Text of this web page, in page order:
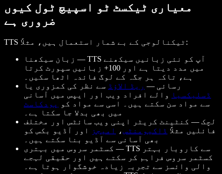
معیاری ٹیکسٹ ٹو اسپیچ ٹول کیوں
ضروری ہے
TTS ٹیکنالوجی کے بے شمار استعمال ہیں، مثلاً:
زبان سیکھنا — TTS آپ کو نئی زبانیں سیکھنے
میں مدد دیتا ہے اور 100+ زبانیں سپورٹ کرتا
ہے، تاکہ ہر جگہ کے لوگ فائدہ اٹھا سکیں۔
رسائی — ریڈ الاؤڈ سے نظر کی کمزوری یا
ڈسلیکسیا
والے افراد ویب اور ایپس میں آسانی
سے مواد سن سکتے ہیں۔ اسی سے مواد کو
پودکاسٹ
میں بھی بدلا جا سکتا ہے۔
لچک — کنٹینٹ کریٹر اپنی ویب سائٹس اور مختلف
فائلیں مثلاً ڈاکیومنٹس، امیجز
اور آڈیو بکس کو
بھی آسانی سے آڈیو بنا سکتے ہیں۔
کسٹمر سروس میں بہتری — TTS سے کاروبار بہتر
کسٹمر سروس فراہم کر سکتے ہیں اور حقیقی لہجے
والی وائسز سے تجربہ زیادہ خوشگوار ہوتا ہے۔